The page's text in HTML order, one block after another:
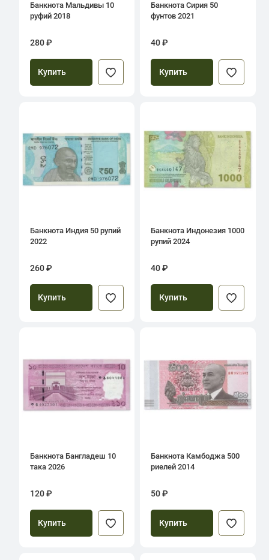
Банкнота Мальдивы 10
руфий 2018
280 ₽
Купить
Банкнота Сирия 50
фунтов 2021
40 ₽
Купить
Банкнота Индия 50 рупий
2022
260 ₽
Купить
Банкнота Индонезия 1000
рупий 2024
40 ₽
Купить
Банкнота Бангладеш 10
така 2026
120 ₽
Купить
Банкнота Камбоджа 500
риелей 2014
50 ₽
Купить